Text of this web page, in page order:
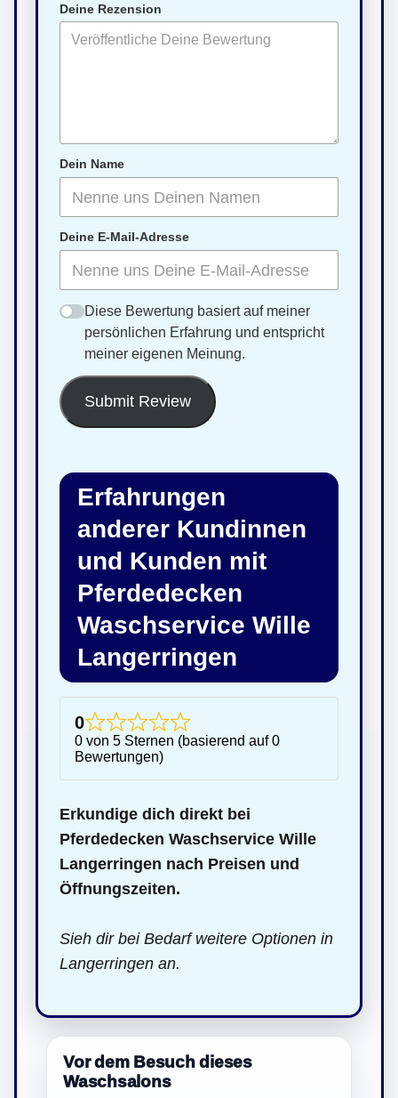
Deine Rezension
Dein Name
Deine E-Mail-Adresse
Diese Bewertung basiert auf meiner
persönlichen Erfahrung und entspricht
meiner eigenen Meinung.
Submit Review
Erfahrungen
anderer Kundinnen
und Kunden mit
Pferdedecken
Waschservice Wille
Langerringen
0
0 von 5 Sternen (basierend auf 0
Bewertungen)
Erkundige dich direkt bei
Pferdedecken Waschservice Wille
Langerringen nach Preisen und
Öffnungszeiten.
Sieh dir bei Bedarf weitere Optionen in
Langerringen an.
Vor dem Besuch dieses
Waschsalons